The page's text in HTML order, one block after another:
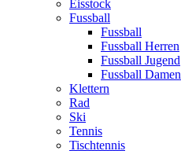
Eisstock
Fussball
Fussball
Fussball Herren
Fussball Jugend
Fussball Damen
Klettern
Rad
Ski
Tennis
Tischtennis